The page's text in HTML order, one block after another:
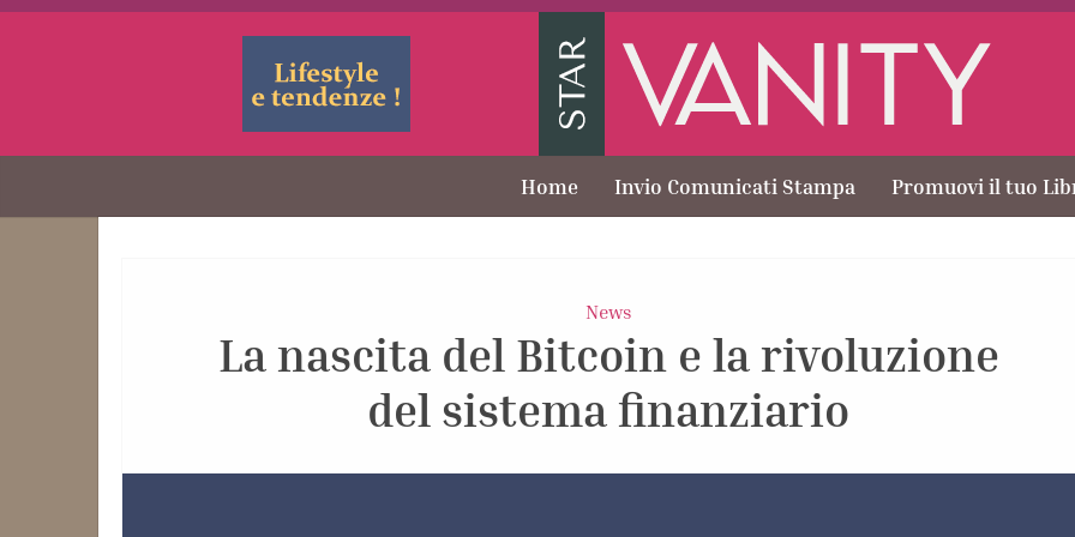
Home Invio Comunicati Stampa Promuovi il tuo
News
La nascita del Bitcoin e la rivoluzione
del sistema finanziario